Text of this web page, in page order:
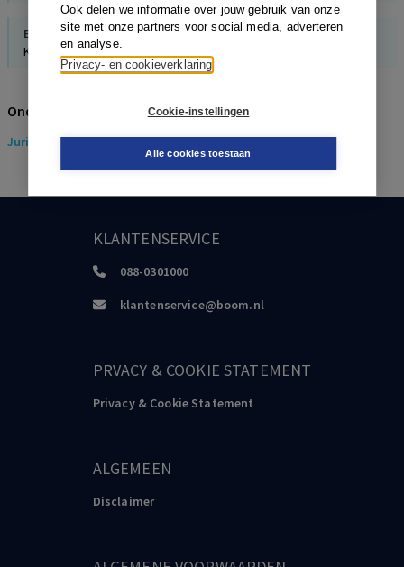
Ook delen we informatie over jouw gebruik van onze
site met onze partners voor social media, adverteren
en analyse.
Privacy- en cookieverklaring
Cookie-instellingen
Alle cookies toestaan
E.J. Kranendonk
Kind en biobank: enkele juridische aspecten
Onderwerpen
Juridisch> Gezondheidsrecht
KLANTENSERVICE
088-0301000
klantenservice@boom.nl
PRVACY & COOKIE STATEMENT
Privacy & Cookie Statement
ALGEMEEN
Disclaimer